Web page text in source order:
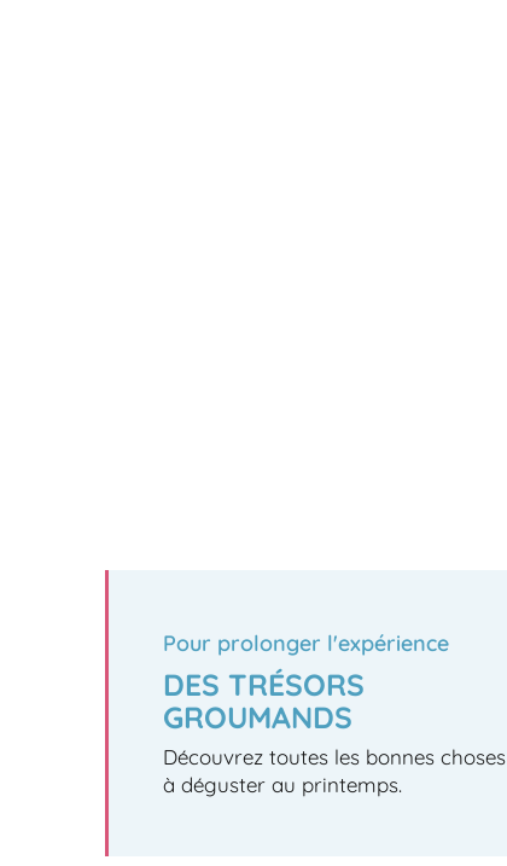
Pour prolonger l'expérience
DES TRÉSORS
GROUMANDS
Découvrez toutes les bonnes choses
à déguster au printemps.